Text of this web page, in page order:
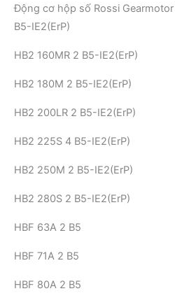
Động cơ hộp số Rossi
B5-IE2(ErP)
HB2 160MR 2 B5-IE2(ErP)
HB2 180M 2 B5-IE2(ErP)
HB2 200LR 2 B5-IE2(ErP)
HB2 225S 4 B5-IE2(ErP)
HB2 250M 2 B5-IE2(ErP)
HB2 280S 2 B5-IE2(ErP)
HBF 63A 2 B5
HBF 71A 2 B5
HBF 80A 2 B5